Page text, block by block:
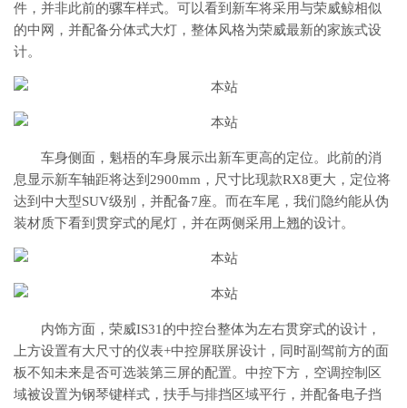
件，并非此前的骡车样式。可以看到新车将采用与荣威鲸相似
的中网，并配备分体式大灯，整体风格为荣威最新的家族式设
计。
车身侧面，魁梧的车身展示出新车更高的定位。此前的消
息显示新车轴距将达到2900mm，尺寸比现款RX8更大，定位将
达到中大型SUV级别，并配备7座。而在车尾，我们隐约能从伪
装材质下看到贯穿式的尾灯，并在两侧采用上翘的设计。
内饰方面，荣威IS31的中控台整体为左右贯穿式的设计，
上方设置有大尺寸的仪表+中控屏联屏设计，同时副驾前方的面
板不知未来是否可选装第三屏的配置。中控下方，空调控制区
域被设置为钢琴键样式，扶手与排挡区域平行，并配备电子挡